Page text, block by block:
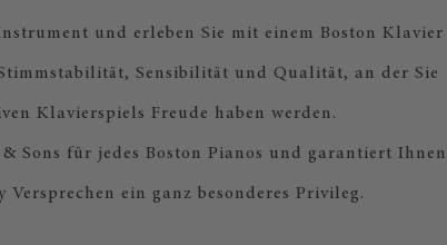
und erleben Sie mit einem Boston Klavier
Sensibilität und Qualität, an der Sie
Klavierspiels Freude haben werden.
Sons für jedes Boston Pianos und garantiert Ihnen
ein ganz besonderes Privileg.